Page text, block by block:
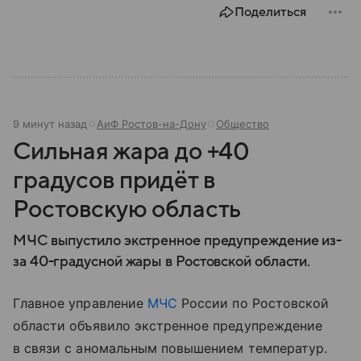
Поделиться
9 минут назад АиФ Ростов-на-Дону Общество
Сильная жара до +40
градусов придёт в
Ростовскую область
МЧС выпустило экстренное предупреждение из-
за 40-градусной жары в Ростовской области.
Главное управление МЧС России по Ростовской
области объявило экстренное предупреждение
в связи с аномальным повышением температур.